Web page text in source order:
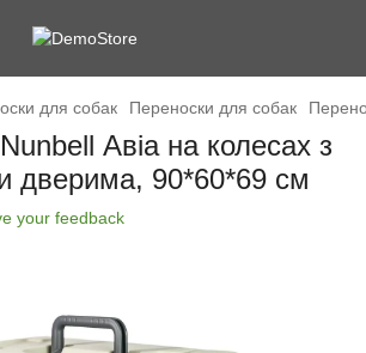
для собак Переноски для собак
Авіа на колесах з
дверима, 90*60*69 см
your feedback